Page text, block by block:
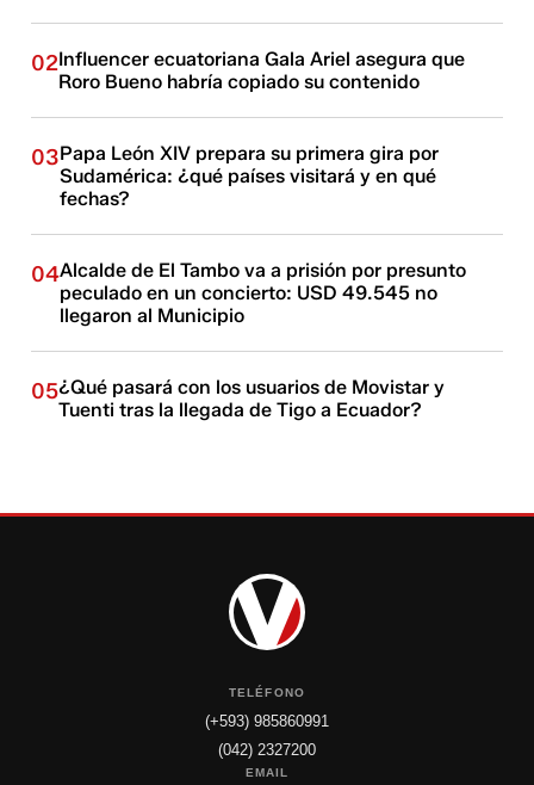
02Influencer ecuatoriana Gala Ariel asegura que
Roro Bueno habría copiado su contenido
03Papa León XIV prepara su primera gira por
Sudamérica: ¿qué países visitará y en qué
fechas?
04Alcalde de El Tambo va a prisión por presunto
peculado en un concierto: USD 49.545 no
llegaron al Municipio
05¿Qué pasará con los usuarios de Movistar y
Tuenti tras la llegada de Tigo a Ecuador?
TELÉFONO
(+593) 985860991
(042) 2327200
EMAIL